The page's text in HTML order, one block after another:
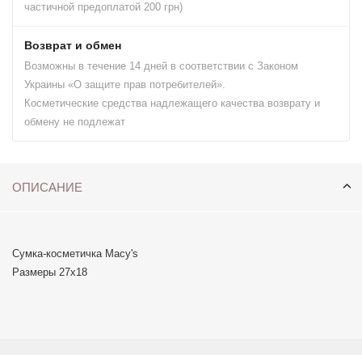
частичной предоплатой 200 грн)
Возврат и обмен
Возможны в течение 14 дней в соответствии с Законом
Украины «О защите прав потребителей».
Косметические средства надлежащего качества возврату и
обмену не подлежат
ОПИСАНИЕ
Сумка-косметичка Macy's
Размеры 27х18